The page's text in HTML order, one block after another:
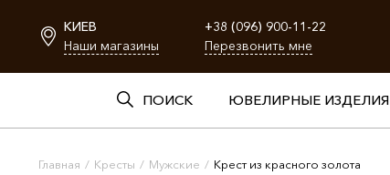
КИЕВ
Наши магазины
+38 (096) 900-11-22
Перезвонить мне
ПОИСК ЮВЕЛИРНЫЕ ИЗДЕЛИЯ
Главная / Кресты / Мужские / Крест из красного золота